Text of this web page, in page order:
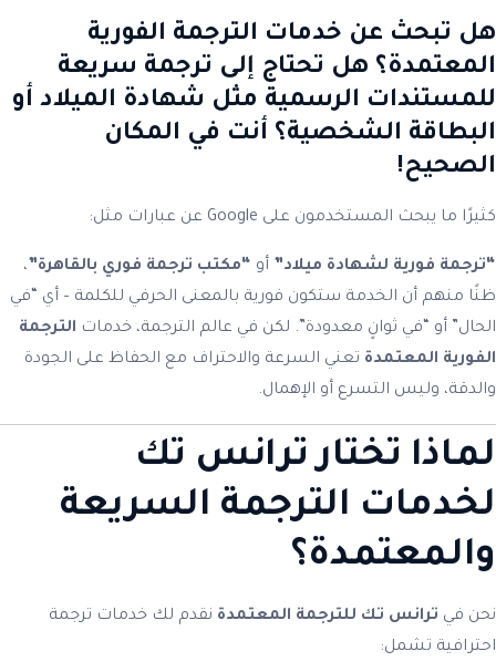
هل تبحث عن خدمات الترجمة الفورية
المعتمدة؟ هل تحتاج إلى ترجمة سريعة
للمستندات الرسمية مثل شهادة الميلاد أو
البطاقة الشخصية؟ أنت في المكان
الصحيح!
كثيرًا ما يبحث المستخدمون على Google عن عبارات مثل:
“ترجمة فورية لشهادة ميلاد” أو “مكتب ترجمة فوري بالقاهرة” ،
ظنًا منهم أن الخدمة ستكون فورية بالمعنى الحرفي للكلمة – أي “في
الحال” أو “في ثوانٍ معدودة”. لكن في عالم الترجمة، خدمات الترجمة
الفورية المعتمدة تعني السرعة والاحتراف مع الحفاظ على الجودة
والدقة، وليس التسرع أو الإهمال.
لماذا تختار ترانس تك
لخدمات الترجمة السريعة
والمعتمدة؟
نحن في ترانس تك للترجمة المعتمدة نقدم لك خدمات ترجمة
احترافية تشمل: